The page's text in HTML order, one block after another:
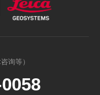
咨询等）